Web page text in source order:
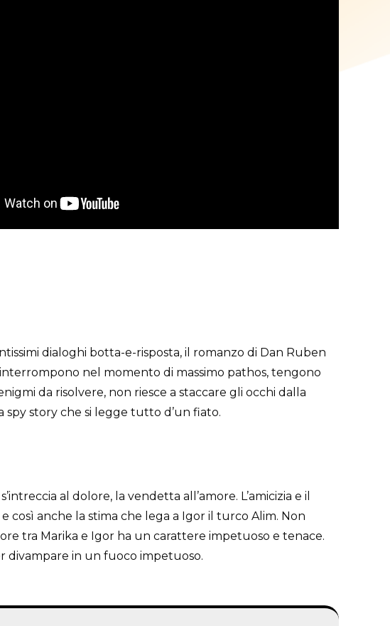
dialoghi botta-e-risposta, il romanzo di Dan Ruben
nel momento di massimo pathos, tengono
da risolvere, non riesce a staccare gli occhi dalla
spy story che si legge tutto d’un fiato.
al dolore, la vendetta all’amore. L’amicizia e il
così anche la stima che lega a Igor il turco Alim. Non
tra Marika e Igor ha un carattere impetuoso e tenace.
divampare in un fuoco impetuoso.